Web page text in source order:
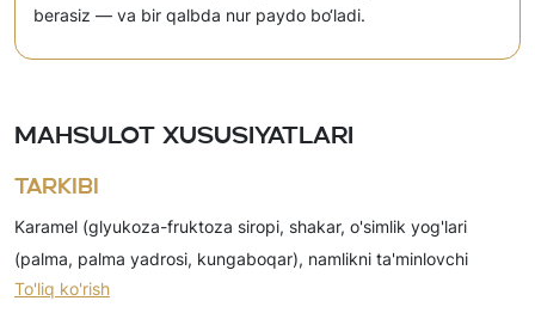
berasiz — va bir qalbda nur paydo bo‘ladi.
Mahsulot xususiyatlari
Tarkibi
Karamel (glyukoza-fruktoza siropi, shakar, o'simlik yog'lari
(palma, palma yadrosi, kungaboqar), namlikni ta'minlovchi
(sorbitol, glitserin), yog'li quruq sut kukuni, quruq sut zardobi
To'liq ko'rish